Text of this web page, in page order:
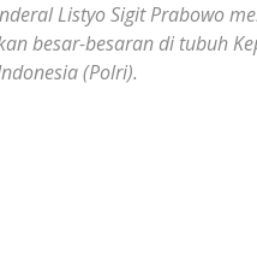
Mutasi
Besar-
besaran
Listyo Sigit Prabowo
besar-besaran di tubuh
(Polri).